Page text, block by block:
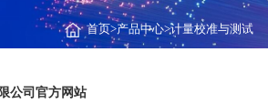
首页>产品中心>计量校准与测试
公司官方网站